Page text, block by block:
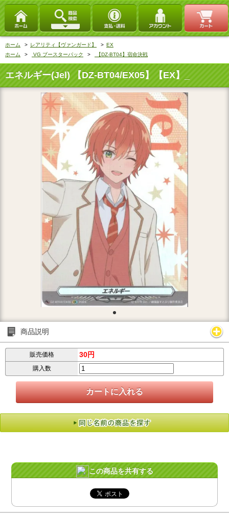
ホーム > レアリティ【ヴァンガード】 > EX
ホーム
> VG ブースターパック > 【DZ-BT04】宿命決戦
エネルギー(Jel) 【DZ-BT04/EX05】【EX】_
商品説明
販売価格 30円
購入数
この商品を共有する